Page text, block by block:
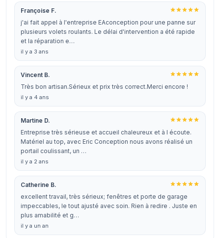
Françoise F.
j'ai fait appel à l'entreprise EAconception pour une panne sur
plusieurs volets roulants. Le délai d'intervention a été rapide
et la réparation e…
il y a 3 ans
Vincent B.
Très bon artisan.Sérieux et prix très correct.Merci encore !
il y a 4 ans
Martine D.
Entreprise très sérieuse et accueil chaleureux et à l écoute.
Matériel au top, avec Eric Conception nous avons réalisé un
portail coulissant, un …
il y a 2 ans
Catherine B.
excellent travail, très sérieux; fenêtres et porte de garage
impeccables, le tout ajusté avec soin. Rien à redire . Juste en
plus amabilité et g…
il y a un an